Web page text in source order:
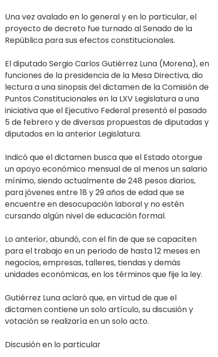
Una vez avalado en lo general y en lo particular, el
proyecto de decreto fue turnado al Senado de la
República para sus efectos constitucionales.
El diputado Sergio Carlos Gutiérrez Luna (Morena), en
funciones de la presidencia de la Mesa Directiva, dio
lectura a una sinopsis del dictamen de la Comisión de
Puntos Constitucionales en la LXV Legislatura a una
iniciativa que el Ejecutivo Federal presentó el pasado
5 de febrero y de diversas propuestas de diputadas y
diputados en la anterior Legislatura.
Indicó que el dictamen busca que el Estado otorgue
un apoyo económico mensual de al menos un salario
mínimo, siendo actualmente de 248 pesos diarios,
para jóvenes entre 18 y 29 años de edad que se
encuentre en desocupación laboral y no estén
cursando algún nivel de educación formal.
Lo anterior, abundó, con el fin de que se capaciten
para el trabajo en un periodo de hasta 12 meses en
negocios, empresas, talleres, tiendas y demás
unidades económicas, en los términos que fije la ley.
Gutiérrez Luna aclaró que, en virtud de que el
dictamen contiene un solo artículo, su discusión y
votación se realizaría en un solo acto.
Discusión en lo particular